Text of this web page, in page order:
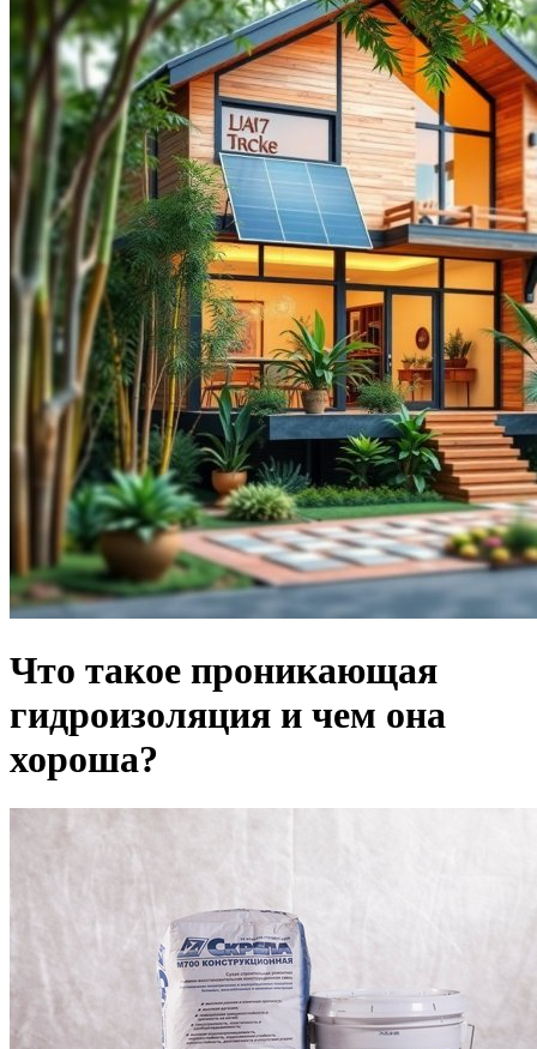
Что такое проникающая
гидроизоляция и чем она
хороша?